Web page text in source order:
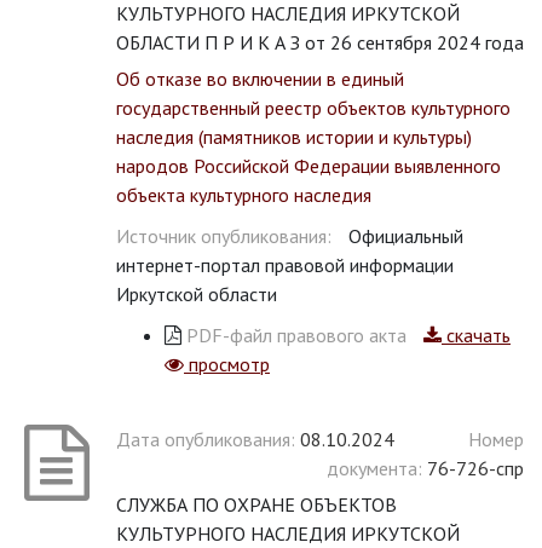
КУЛЬТУРНОГО НАСЛЕДИЯ ИРКУТСКОЙ
ОБЛАСТИ П Р И К А З от 26 сентября 2024 года
Об отказе во включении в единый
государственный реестр объектов культурного
наследия (памятников истории и культуры)
народов Российской Федерации выявленного
объекта культурного наследия
Источник опубликования:
Официальный
интернет-портал правовой информации
Иркутской области
PDF-файл правового акта
скачать
просмотр
Дата опубликования: 08.10.2024
Номер
документа: 76-726-спр
СЛУЖБА ПО ОХРАНЕ ОБЪЕКТОВ
КУЛЬТУРНОГО НАСЛЕДИЯ ИРКУТСКОЙ